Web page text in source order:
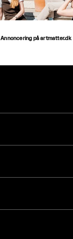
Annoncering på artmatter.dk